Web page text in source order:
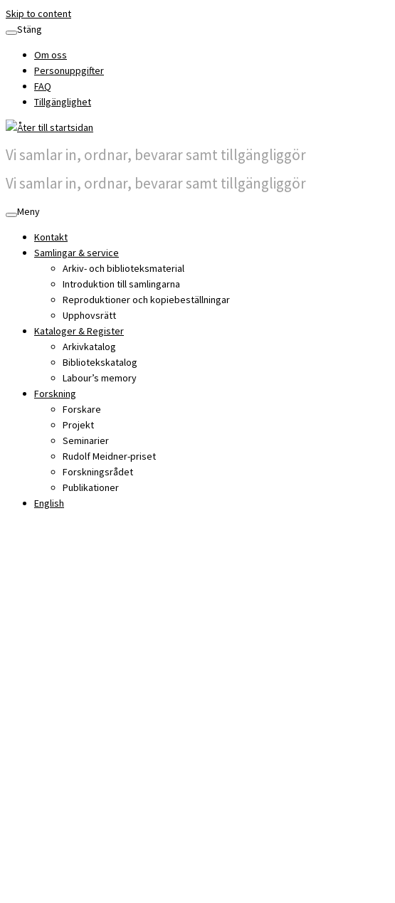
Skip to content
Stäng
Om oss
Personuppgifter
FAQ
Tillgänglighet
Vi samlar in, ordnar, bevarar samt tillgängliggör
Vi samlar in, ordnar, bevarar samt tillgängliggör
Meny
Kontakt
Samlingar & service
Arkiv- och biblioteksmaterial
Introduktion till samlingarna
Reproduktioner och kopiebeställningar
Upphovsrätt
Kataloger & Register
Arkivkatalog
Bibliotekskatalog
Labour’s memory
Forskning
Forskare
Projekt
Seminarier
Rudolf Meidner-priset
Forskningsrådet
Publikationer
English